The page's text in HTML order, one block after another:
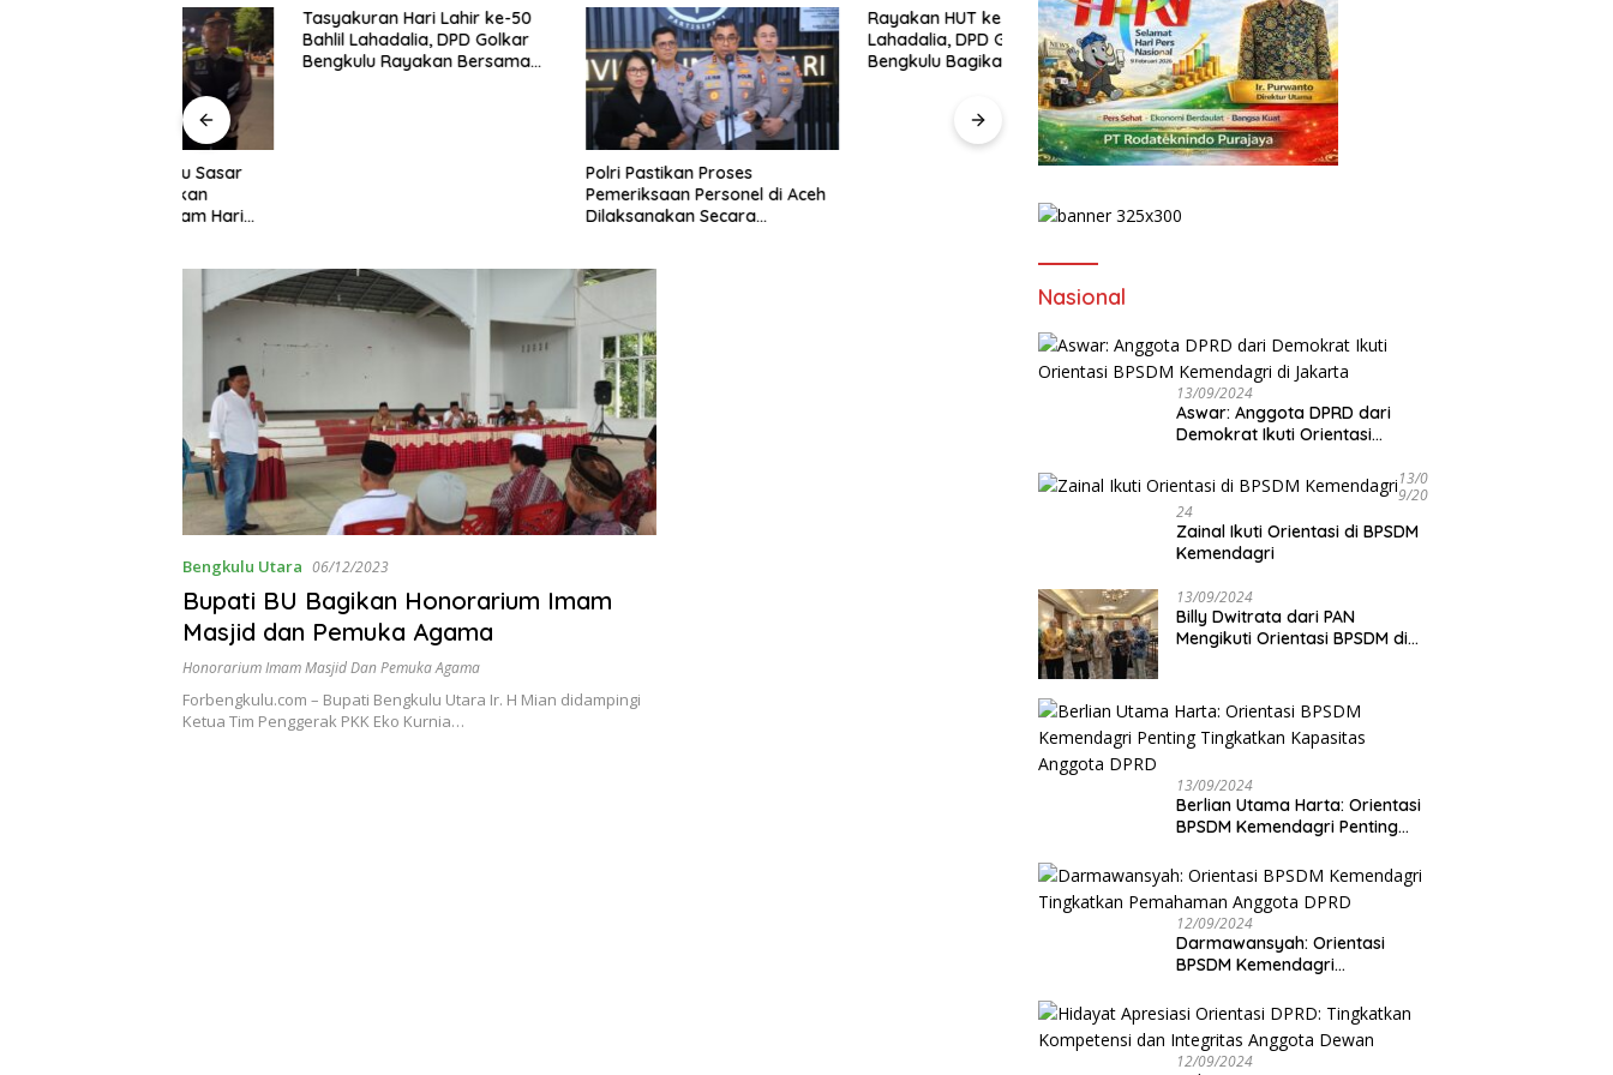
Tasyakuran Hari Lahir ke-50
Bahlil Lahadalia, DPD Golkar
Bengkulu Rayakan Bersama
Kader
Polri Pastikan Proses
Pemeriksaan Personel di Aceh
Dilaksanakan Secara
Rayakan HUT ke-50 Bahlil
Lahadalia, DPD Golkar
Bengkulu Bagikan Ribuan Nasi
Kotak dan Bantuan ke Puluhan
Panti Asuhan
Dalam Talkshow di BETV ,
Tidak Ada Ruang Bagi
Lewat Podcast Tribun
Bengkulu Utara 06/12/2023
Bupati BU Bagikan Honorarium Imam
Masjid dan Pemuka Agama
Honorarium Imam Masjid Dan Pemuka Agama
Forbengkulu.com – Bupati Bengkulu Utara Ir. H Mian didampingi
Ketua Tim Penggerak PKK Eko Kurnia…
Nasional
13/09/2024
Aswar: Anggota DPRD dari
Demokrat Ikuti Orientasi
13/0
9/20
24
Zainal Ikuti Orientasi di BPSDM
Kemendagri
13/09/2024
Billy Dwitrata dari PAN
Mengikuti Orientasi BPSDM di
13/09/2024
Berlian Utama Harta: Orientasi
BPSDM Kemendagri Penting
DPRD
12/09/2024
Darmawansyah: Orientasi
BPSDM Kemendagri
Anggota DPRD
12/09/2024